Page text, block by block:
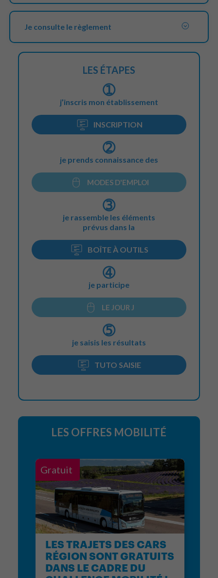
Je consulte le règlement
LES ÉTAPES
➀
j’inscris mon établissement
INSCRIPTION
➁
je prends connaissance des
MODES D'EMPLOI
➂
je rassemble les éléments
prévus dans la
BOÎTE À OUTILS
➃
je participe
LE JOUR J
➄
je saisis les résultats
TUTO SAISIE
LES OFFRES MOBILITÉ
Gratuit
LES TRAJETS DES CARS
RÉGION SONT GRATUITS
DANS LE CADRE DU